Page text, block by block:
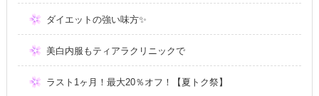
ダイエットの強い味方✨
美白内服もティアラクリニックで
ラスト1ヶ月！最大20％オフ！【夏トク祭】